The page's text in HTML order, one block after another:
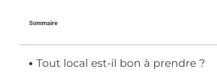
Sommaire
Tout local est-il bon à prendre ?